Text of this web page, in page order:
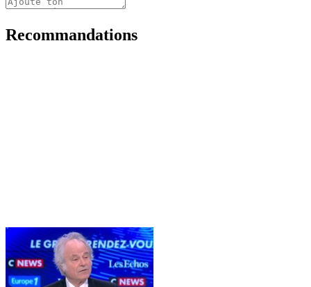
Recommandations